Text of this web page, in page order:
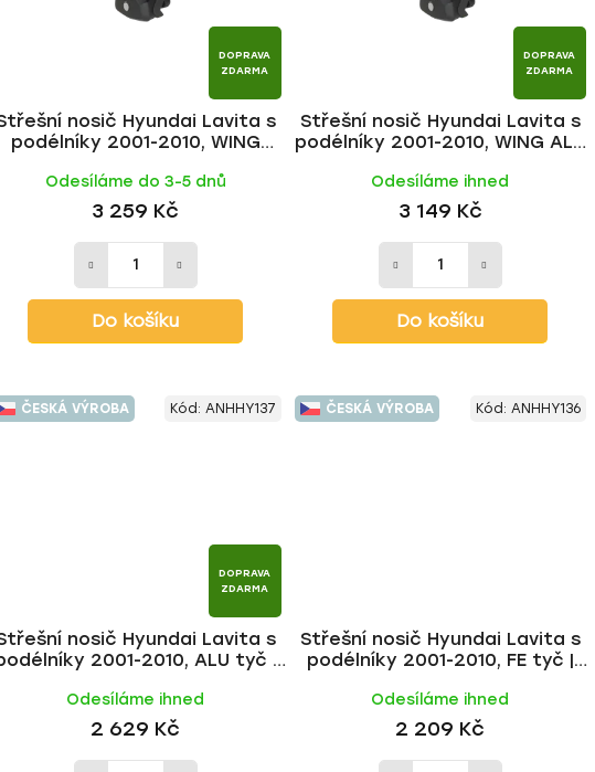
o
d
u
k
t
DOPRAVA
ZDARMA
nosič Hyundai Lavita s
podélníky 2001-2010, WING
Odesíláme do 3-5 dnů
3 259 Kč
Do košíku
DOPRAVA
ZDARMA
Střešní nosič Hyundai Lavita s
podélníky 2001-2010, WING ALU
Odesíláme ihned
3 149 Kč
Do košíku
ČESKÁ VÝROBA
DOPRAVA
ZDARMA
nosič Hyundai Lavita s
2001-2010, ALU tyč |
Odesíláme ihned
2 629 Kč
Kód: ANHHY137 ČESKÁ VÝROBA
Střešní nosič Hyundai Lavita s
podélníky 2001-2010, FE tyč |
Odesíláme ihned
2 209 Kč
Kód: ANHHY136